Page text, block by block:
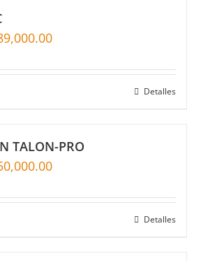
Detalles
TALON-PRO
Detalles